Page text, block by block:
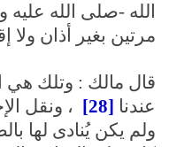
الله -صلى الله
مرتين بغير أذان ولا
قال مالك : وتلك هي
عندنا [28] ، ونقل
ولم يكن يُنادى لها